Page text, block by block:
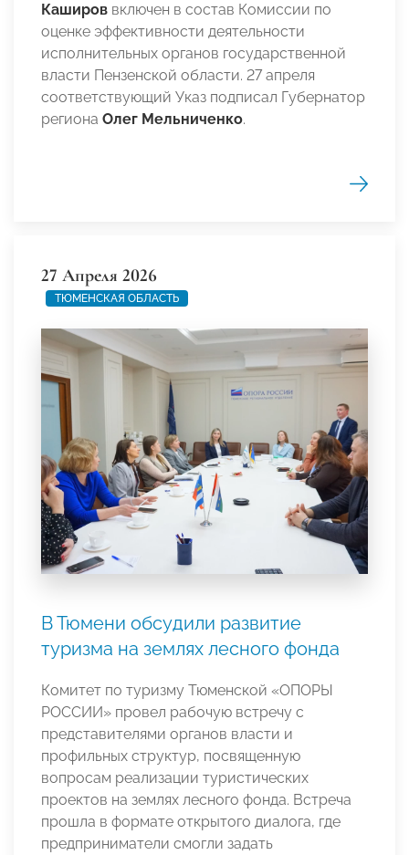
Каширов включен в состав Комиссии по
оценке эффективности деятельности
исполнительных органов государственной
власти Пензенской области. 27 апреля
соответствующий Указ подписал Губернатор
региона Олег Мельниченко.
27 Апреля 2026
ТЮМЕНСКАЯ ОБЛАСТЬ
В Тюмени обсудили развитие
туризма на землях лесного фонда
Комитет по туризму Тюменской «ОПОРЫ
РОССИИ» провел рабочую встречу с
представителями органов власти и
профильных структур, посвященную
вопросам реализации туристических
проектов на землях лесного фонда. Встреча
прошла в формате открытого диалога, где
предприниматели смогли задать